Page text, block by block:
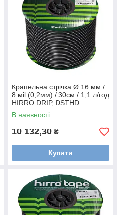
Крапельна стрічка Ø 16 мм /
8 мil (0,2мм) / 30см / 1,1 л/год
HIRRO DRIP, DSTHD
16081130-2500
В наявності
10 132,30 ₴
Купити